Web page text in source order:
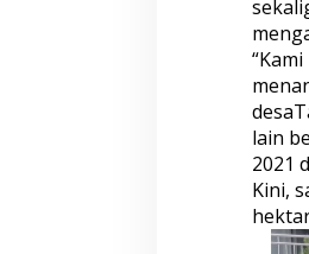
lain
2021
Kini,